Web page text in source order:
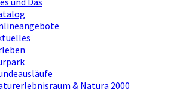
& Natura 2000